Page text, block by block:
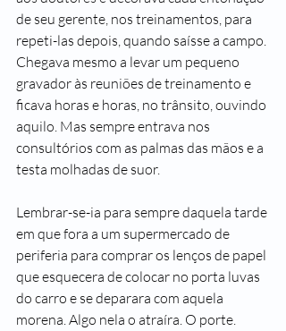
de seu gerente, nos treinamentos, para
repeti-las depois, quando saísse a campo.
Chegava mesmo a levar um pequeno
gravador às reuniões de treinamento e
ficava horas e horas, no trânsito, ouvindo
aquilo. Mas sempre entrava nos
consultórios com as palmas das mãos e a
testa molhadas de suor.
Lembrar-se-ia para sempre daquela tarde
em que fora a um supermercado de
periferia para comprar os lenços de papel
que esquecera de colocar no porta luvas
do carro e se deparara com aquela
morena. Algo nela o atraíra. O porte.